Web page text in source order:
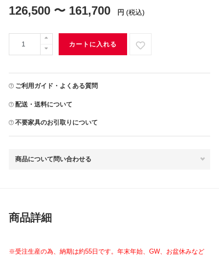
126,500 〜 161,700 円 (税込)
カートに入れる
ご利用ガイド・よくある質問
配送・送料について
不要家具のお引取りについて
商品について問い合わせる
商品詳細
※受注生産の為、納期は約55日です。年末年始、GW、お盆休みなど